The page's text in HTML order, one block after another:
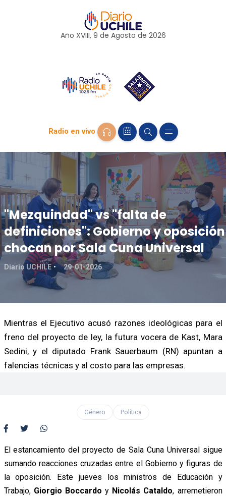
Año XVIII, 9 de Agosto de 2026
Radio en vivo
"Mezquindad" vs "falta de
definiciones": Gobierno y oposición
chocan por Sala Cuna Universal
Diario UCHILE 29-01-2026
Mientras el Ejecutivo acusó razones ideológicas para el
freno del proyecto de ley, la futura vocera de Kast, Mara
Sedini, y el diputado Frank Sauerbaum (RN) apuntan a
falencias técnicas y al costo para las empresas.
Género Política
El estancamiento del proyecto de Sala Cuna Universal sigue
sumando reacciones cruzadas entre el Gobierno y figuras de
la oposición. Este jueves los ministros de Educación y
Trabajo, Giorgio Boccardoy Nicolás Cataldo, arremetieron